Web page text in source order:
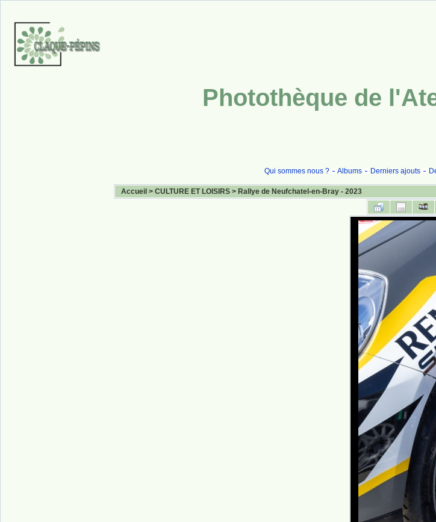
Photothèque de
Qui sommes nous ?
Albums Derniers ajouts
Accueil > CULTURE ET LOISIRS > Rallye de Neufchatel-en-Bray - 2023